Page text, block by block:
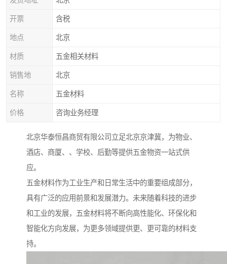
开票 含税
地点 北京
材质 五金相关材料
销售地 北京
名称 五金材料
价格 咨询业务经理
北京华泰恒昌商贸有限公司立足北京京津冀，为物业、
酒店、商厦、、学校、后勤等提供五金物资一站式供
应。
五金材料作为工业生产和日常生活中的重要组成部分，
具有广泛的应用前景和发展潜力。未来随着科技的进步
和工业的发展，五金材料将不断向高性能化、环保化和
智能化方向发展，为更多领域提供更、更可靠的材料支
持。